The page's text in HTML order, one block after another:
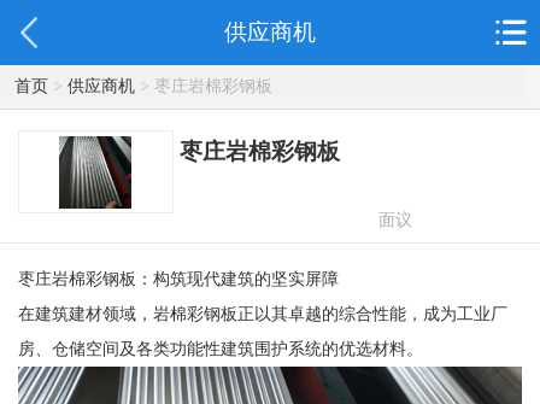
供应商机
首页> 供应商机> 枣庄岩棉彩钢板
枣庄岩棉彩钢板
面议
枣庄岩棉彩钢板：构筑现代建筑的坚实屏障
在建筑建材领域，岩棉彩钢板正以其卓越的综合性能，成为工业厂
房、仓储空间及各类功能性建筑围护系统的优选材料。